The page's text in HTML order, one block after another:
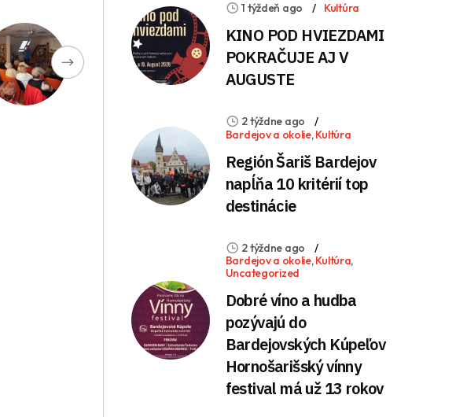
1 týždeň ago Kultúra
KINO POD HVIEZDAMI
POKRAČUJE AJ V
AUGUSTE
2 týždne ago
Bardejov a okolie,Kultúra
Región Šariš Bardejov
napĺňa 10 kritérií top
destinácie
2 týždne ago
Bardejov a okolie,Kultúra,
Uncategorized
Dobré víno a hudba
pozývajú do
Bardejovských Kúpeľov
Hornošarišský vínny
festival má už 13 rokov